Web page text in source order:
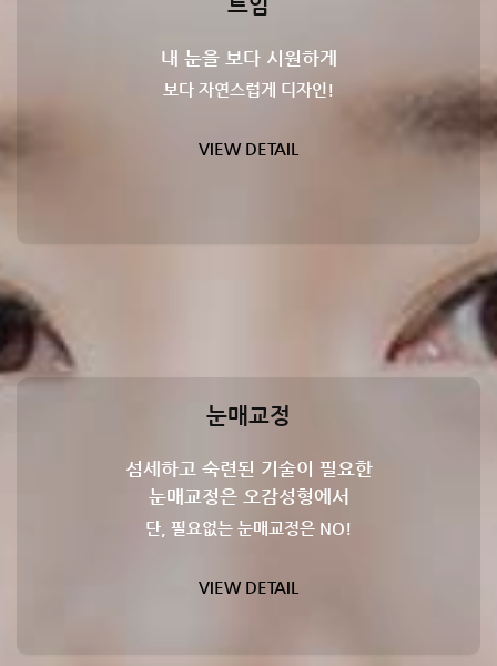
내 눈을 보다 시원하게
보다 자연스럽게 디자인!
VIEW DETAIL
눈매교정
섬세하고 숙련된 기술이 필요한
눈매교정은 오감성형에서
단, 필요없는 눈매교정은 NO!
VIEW DETAIL